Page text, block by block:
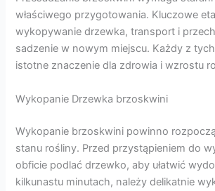
właściwego przygotowania. Kluczowe
wykopywanie drzewka, transport i
sadzenie w nowym miejscu. Każdy z
istotne znaczenie dla zdrowia i wzrostu
Wykopanie Drzewka brzoskwini
Wykopanie brzoskwini powinno
stanu rośliny. Przed przystąpieniem do
obficie podlać drzewko, aby ułatwić
kilkunastu minutach, należy delikatnie